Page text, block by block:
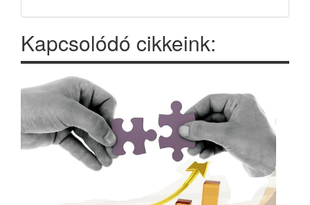
Kapcsolódó cikkeink: